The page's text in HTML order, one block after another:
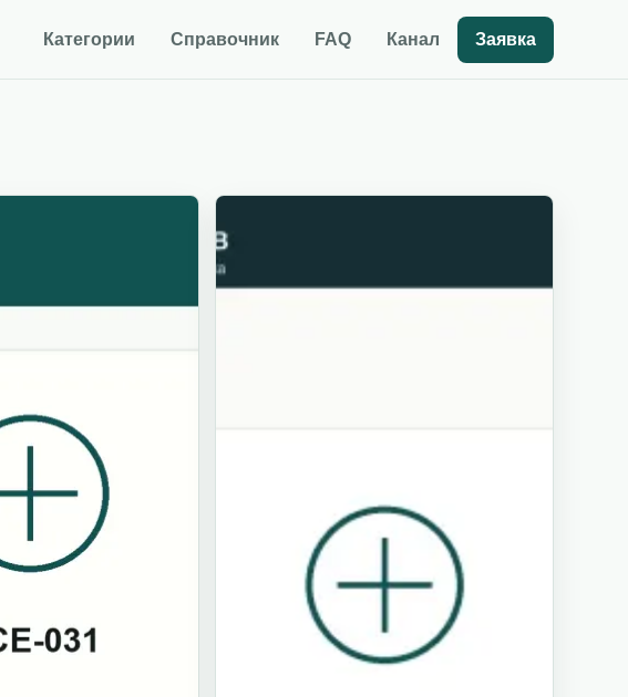
Категории Справочник FAQ Канал Заявка